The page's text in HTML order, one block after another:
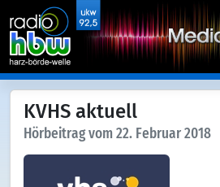
KVHS aktuell
Hörbeitrag vom 22. Februar 2018